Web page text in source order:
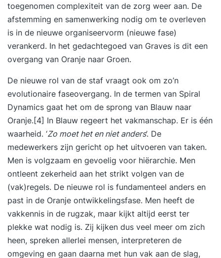
toegenomen complexiteit van de zorg weer aan. De
afstemming en samenwerking nodig om te overleven
is in de nieuwe organiseervorm (nieuwe fase)
verankerd. In het gedachtegoed van Graves is dit een
overgang van Oranje naar Groen.
De nieuwe rol van de staf vraagt ook om zo’n
evolutionaire faseovergang. In de termen van Spiral
Dynamics gaat het om de sprong van Blauw naar
Oranje.[4] In Blauw regeert het vakmanschap. Er is één
waarheid. ‘Zo moet het en niet anders’. De
medewerkers zijn gericht op het uitvoeren van taken.
Men is volgzaam en gevoelig voor hiërarchie. Men
ontleent zekerheid aan het strikt volgen van de
(vak)regels. De nieuwe rol is fundamenteel anders en
past in de Oranje ontwikkelingsfase. Men heeft de
vakkennis in de rugzak, maar kijkt altijd eerst ter
plekke wat nodig is. Zij kijken dus veel meer om zich
heen, spreken allerlei mensen, interpreteren de
omgeving en gaan daarna met hun vak aan de slag,